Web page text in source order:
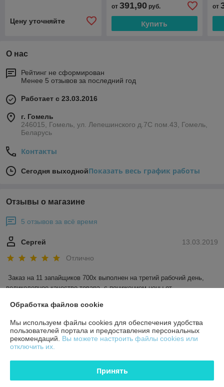
Цену уточняйте
от 391,90руб.
Купить
от
О нас
Рейтинг не сформирован
Менее 5 отзывов за последний год
Работает с 23.03.2016
г. Гомель
246015, Гомель, ул. Лепешинского д.7С пом.43, Гомель,
Беларусь
Контакты
Сегодня выходнойПоказать весь график работы
Отзывы о магазине
5 отзывов за всё время
13.03.2019
Сергей
Отлично
Заказ на 11 запайщиков 700х выполнен на третий рабочий день,
великолепное качество товара, с понижением цены от
опережение, очень довольны, выбрав ЧТУП Аксстарт поставщиком.
06.08.2018
Покупатель
Быстро выполнили заказ. Доставка в сроки, указанные
менеджером. Все четко и без лишних проволочек. Спасибо.
Обработка файлов cookie
Мы используем файлы cookies для обеспечения удобства
пользователей портала и предоставления персональных
рекомендаций. Вы можете настроить файлы cookies или
отключить их.
Принять